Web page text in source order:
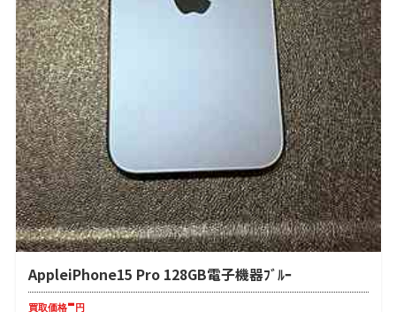
AppleiPhone15 Pro 128GB電子機器ﾌﾞﾙｰ
買取価格- 円